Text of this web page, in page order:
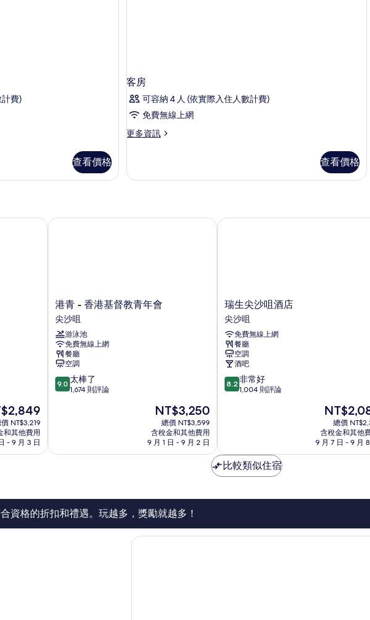
費)
查看價格
客房
可容納 4 人 (依實際入住人數計費)
免費無線上網
更多資訊
更
的
查看價格
NT$3,219
和其他費用
- 9 月 3 日
港
青
-
香
港
基
督
教
青
港青 - 香港基督教青年會
尖沙咀
游泳池
免費無線上網
餐廳
空調
9.0
分，
棒
評
論
9.0 太棒了
1,674 則評論
現
在
價
格
為
NT$3,250
總價 NT$3,599
含稅金和其他費用
9 月 1 日 - 9 月 2 日
港青 - 香港基督教青年會
瑞
生
尖
沙
咀
酒
店
尖
沙
瑞生尖沙咀酒店
尖沙咀
免費無線上網
餐廳
空調
酒吧
8.2
分，
常
好，
1,004
評
8.2 非常好
1,004 則評論
現
價
格
為
總價
含稅金和其他
9 月 7 日 - 9 月
瑞生尖沙咀酒店
比較類似住宿
資格的折扣和禮遇。玩越多，獎勵就越多！